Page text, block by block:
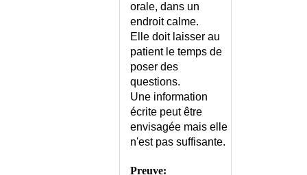
INTOLERANCE AU FRUCTOSE
INTOLERANCE AU LACTOSE
INTOLERANCE AU LACTOSE
OU AUX PROTEINES DU LAIT ?
INTOXICATION AIGUE A LA
INTOXICATION AIGUE PAR
INTOXICATION AIGUE PAR
orale, dans un
endroit calme.
Elle doit laisser au
patient le temps de
poser des
questions.
Une information
écrite peut être
envisagée mais elle
n'est pas suffisante.
Preuve: